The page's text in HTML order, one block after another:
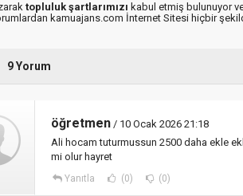
topluluk şartlarımızı kabul etmiş bulunuyor
kamuajans.com İnternet Sitesi hiçbir
9 Yorum
öğretmen / 10 Ocak 2026 21:18
Ali hocam tuturmussun 2500 daha ekle
mi olur hayret
Yanıtla (0) (0)